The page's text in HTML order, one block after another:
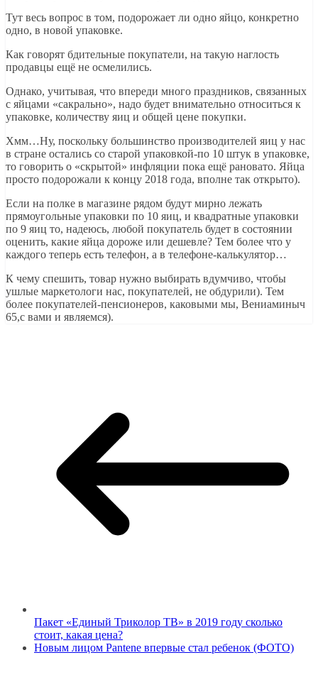
Тут весь вопрос в том, подорожает ли одно яйцо, конкретно
одно, в новой упаковке.
Как говорят бдительные покупатели, на такую наглость
продавцы ещё не осмелились.
Однако, учитывая, что впереди много праздников, связанных
с яйцами «сакрально», надо будет внимательно относиться к
упаковке, количеству яиц и общей цене покупки.
Хмм…Ну, поскольку большинство производителей яиц у нас
в стране остались со старой упаковкой-по 10 штук в упаковке,
то говорить о «скрытой» инфляции пока ещё рановато. Яйца
просто подорожали к концу 2018 года, вполне так открыто).
Если на полке в магазине рядом будут мирно лежать
прямоугольные упаковки по 10 яиц, и квадратные упаковки
по 9 яиц то, надеюсь, любой покупатель будет в состоянии
оценить, какие яйца дороже или дешевле? Тем более что у
каждого теперь есть телефон, а в телефоне-калькулятор­…
К чему спешить, товар нужно выбирать вдумчиво, чтобы
ушлые маркетологи нас, покупателей, не обдурили). Тем
более покупателей-пенсионе­ров, каковыми мы, Вениаминыч
65,с вами и являемся).
Пакет «Единый Триколор ТВ» в 2019 году сколько
стоит, какая цена?
Новым лицом Pantene впервые стал ребенок (ФОТО)